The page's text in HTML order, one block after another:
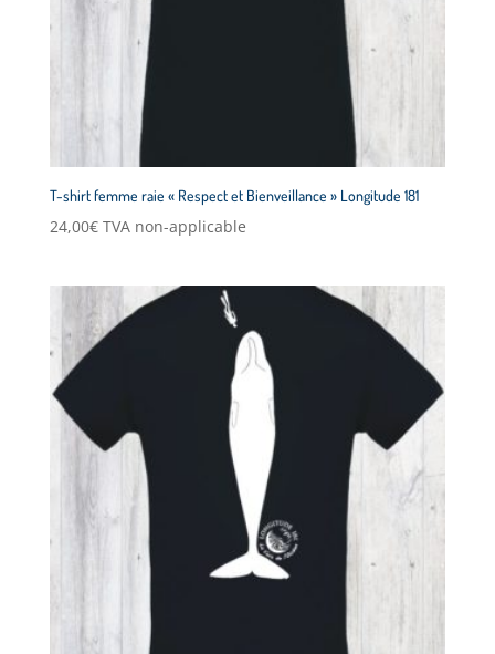
T-shirt femme raie « Respect et Bienveillance » Longitude 181
24,00€ TVA non-applicable